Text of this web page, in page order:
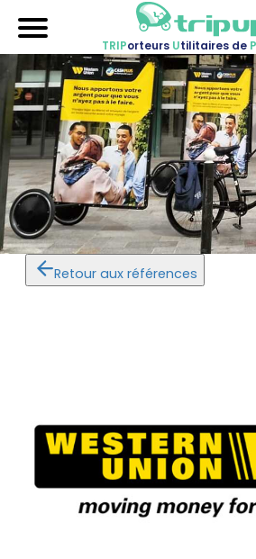
TRIPorteurs Utilitaires de P
Accueil
Nos véhicules
Références
Sur-mesure
Mariages
Blog
FAQ
Retour aux références